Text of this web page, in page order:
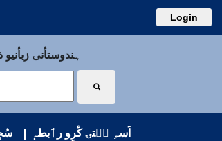
Login
ہندوستأنی
اَسہِ سۭتۍ کٔرِو رٲبطہٕ